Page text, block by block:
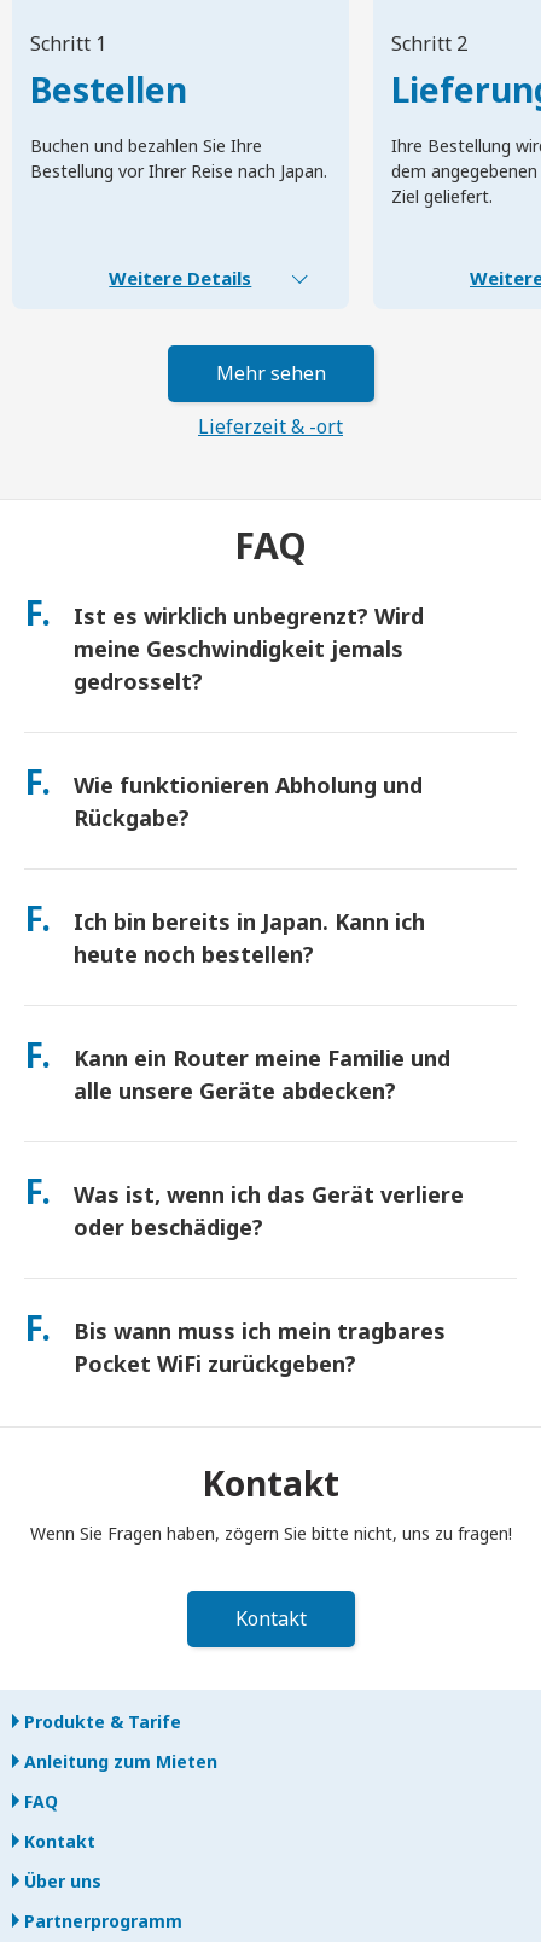
Schritt 1
Bestellen
Buchen und bezahlen Sie Ihre
Bestellung vor Ihrer Reise nach Japan.
Weitere Details
Schritt 2
Ihre Bestellung
dem
Ziel geliefert.
Mehr sehen
Lieferzeit & -ort
FAQ
F.
Ist es wirklich unbegrenzt? Wird
meine Geschwindigkeit jemals
gedrosselt?
Ja. Es ist wirklich unbegrenzt und wir wenden keine Fair Usage
Geschwindigkeitsdrosselungen an. Sie können den ganzen Tag
so viele Daten nutzen, wie Sie möchten. (Wie bei jedem
Mobilfunknetz kann es zu vorübergehenden Überlastungen
richtlinienbasierten Drosselung kommen, schreiben wir Ihnen
die Miete gut.
F.
Wie funktionieren Abholung und
Rückgabe?
Abholung an Hauptflughäfen oder wählen Sie
Ein vorfrankierter Rücksendeumschlag ist inbegriffen – werfen
Sie ihn einfach in einen beliebigen Postkasten in Japan. Kein
Papierkram, keine Warteschlangen am Schalter.
F.
Ich bin bereits in Japan. Kann ich
heute noch bestellen?
Ja. Eine Abholung am selben Tag am Flughafen ist verfügbar.
nächsten Tag an. Wenn Sie sich nicht sicher sind, kontaktieren
Sie uns, und wir bestätigen die schnellste Option für Ihre
Region.
F.
Kann ein Router meine Familie und
alle unsere Geräte abdecken?
verbinden Sie bis zu 10 Geräte gleichzeitig (Telefone, Tablets,
kostenlose Powerbank für den ganztägigen Gebrauch bei.
F.
Was ist, wenn ich das Gerät verliere
oder beschädige?
Sie können beim Checkout eine Versicherung hinzufügen, um
Ersatzgebühr an. Wenn etwas passiert, kontaktieren Sie uns
sofort – wir helfen Ihnen, verbunden zu bleiben.
F.
Bis wann muss ich mein tragbares
Pocket WiFi zurückgeben?
Postkasten einwerfen. Bei verspäteter Rückgabe werden
Ihnen Gebühren berechnet.Kontakt
Wenn Sie Fragen haben, zögern Sie bitte nicht, uns zu fragen!
Kontakt
Produkte & Tarife
Anleitung zum Mieten
FAQ
Kontakt
Über uns
Partnerprogramm